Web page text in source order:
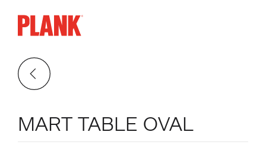
MART TABLE OVAL